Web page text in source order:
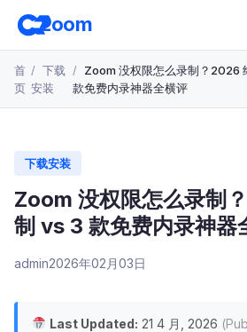
至
zoom
首
页
下载
安装
Zoom 没权限怎么录制？2026
款免费内录神器全横评
下载安装
Zoom 没权限怎么录制
制 vs 3 款免费内录神器
admin2026年02月03日
Last Updated: 21 4 月, 2026